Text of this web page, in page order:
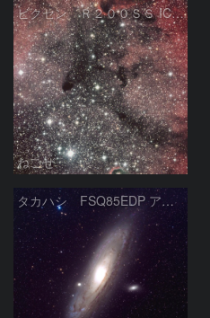
ビクセン Ｒ２００ＳＳ IC1396
ねこぜ
タカハシ FSQ85EDP アンドロメダ銀河